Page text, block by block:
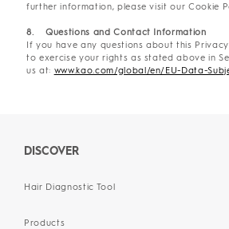
further information, please visit our Cookie
8. Questions and Contact Information
If you have any questions about this
to exercise your rights as stated above in
us at: www.kao.com/global/en/EU-Data-
DISCOVER
Hair Diagnostic Tool
Products